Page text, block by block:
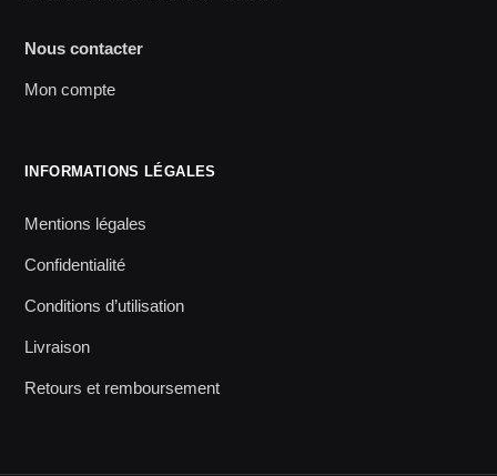
Nous contacter
Mon compte
INFORMATIONS LÉGALES
Mentions légales
Confidentialité
Conditions d’utilisation
Livraison
Retours et remboursement